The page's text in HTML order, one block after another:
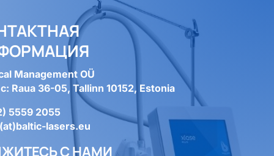
Management OÜ
Raua 36-05, Tallinn 10152, Estonia
5559 2055
lasers.eu
С НАМИ